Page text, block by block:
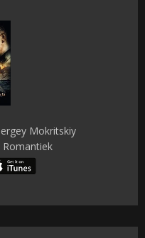
Mokritskiy